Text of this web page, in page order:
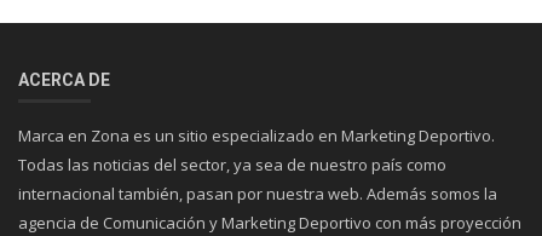
ACERCA DE
Marca en Zona es un sitio especializado en Marketing Deportivo.
Todas las noticias del sector, ya sea de nuestro país como
internacional también, pasan por nuestra web. Además somos la
agencia de Comunicación y Marketing Deportivo con más proyección